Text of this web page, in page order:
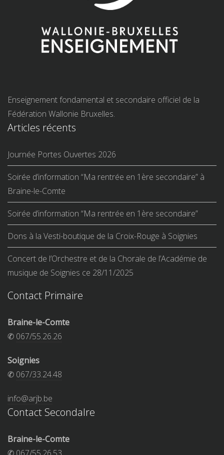
Enseignement fondamental et secondaire officiel de la
Fédération Wallonie Bruxelles.
Articles récents
Journée Portes Ouvertes 2026
Soirée d’information “Ma rentrée en 1ère secondaire” à
Braine-le-Comte
Soirée d’information “Ma rentrée en 1ère secondaire”
Dons à la Vesti-boutique de la Croix-Rouge à Soignies
Concert de l’Orchestre et de la Chorale de l’Académie de
musique de Soignies ce 28/11/2025
Contact Primaire
Braine-le-Comte
✆ 067/55.26.26
Soignies
✆ 067/33.24.48
info@arjb.be
Contact Secondalre
Braine-le-Comte